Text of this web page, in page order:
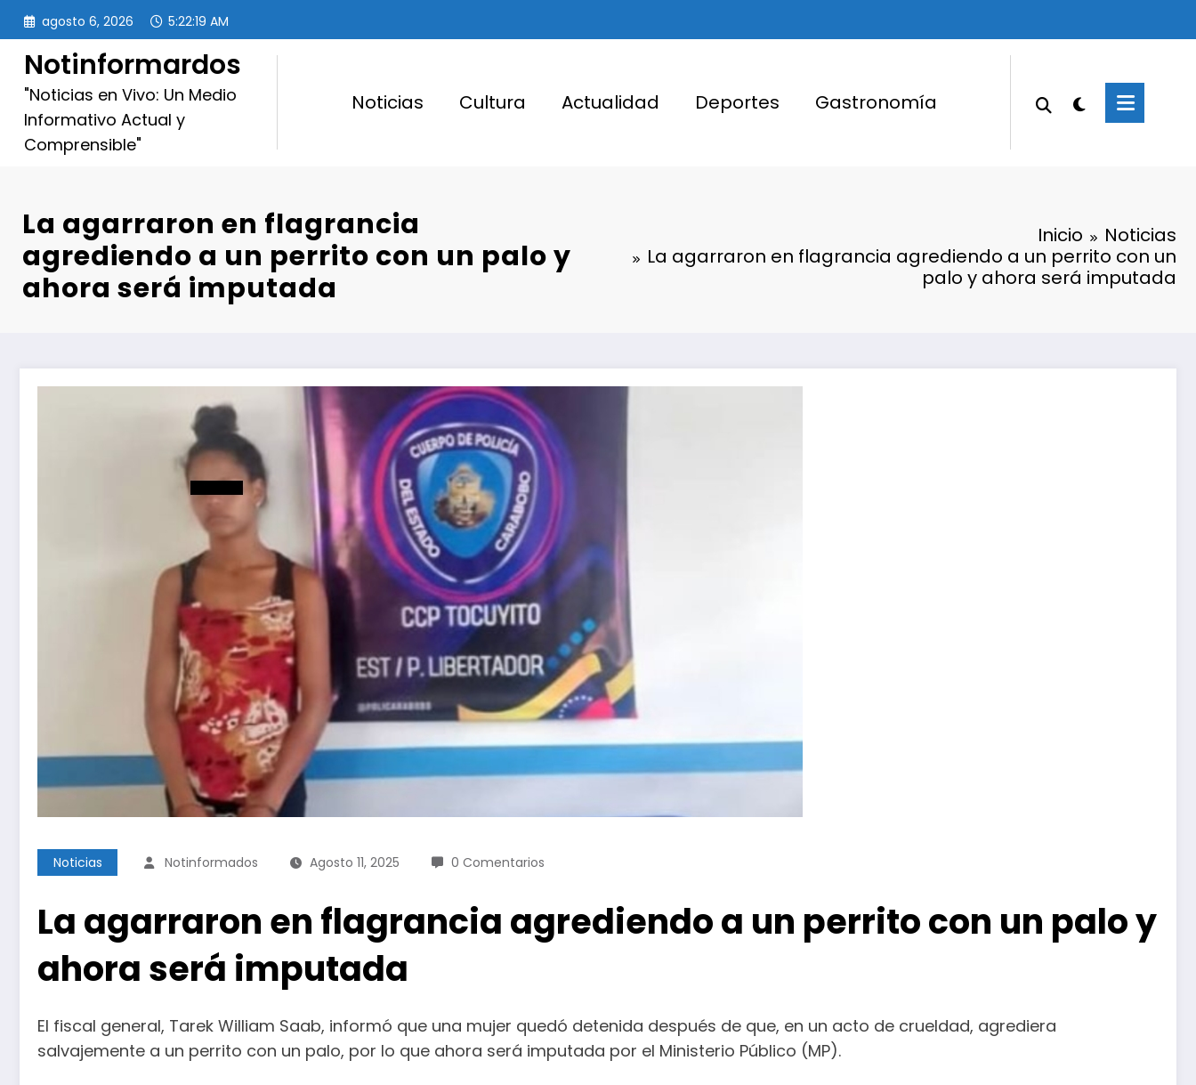
Saltar
contenido
agosto 6, 2026 5:22:20 AM
Notinformardos
"Noticias en Vivo: Un Medio
Informativo Actual y
Comprensible"
Noticias Cultura Actualidad Deportes Gastronomía
La agarraron en flagrancia
agrediendo a un perrito con un palo y
ahora será imputada
Inicio
Noticias
La agarraron en flagrancia agrediendo a un perrito con un
palo y ahora será imputada
Noticias Notinformados Agosto 11, 2025 0 Comentarios
La agarraron en flagrancia agrediendo a un perrito con un palo y
ahora será imputada
El fiscal general, Tarek William Saab, informó que una mujer quedó detenida después de que, en un acto de crueldad, agrediera
salvajemente a un perrito con un palo, por lo que ahora será imputada por el Ministerio Público (MP).